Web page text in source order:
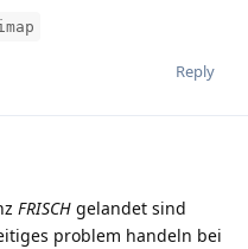
Reply
FRISCH gelandet sind
problem handeln bei